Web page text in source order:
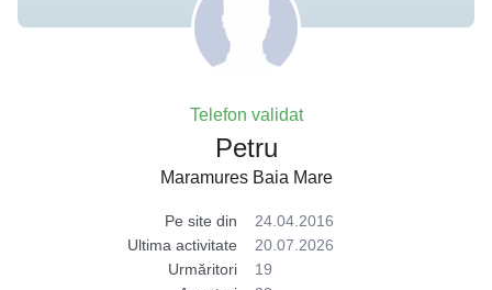
Telefon validat
Petru
Maramures Baia Mare
Pe site din
24.04.2016
Ultima activitate
20.07.2026
Urmăritori
19